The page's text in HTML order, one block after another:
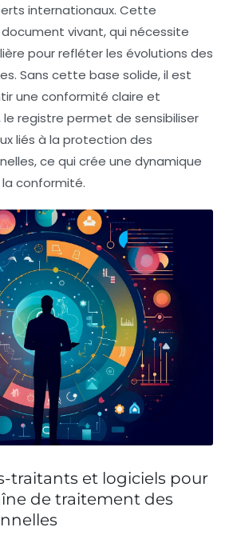
internationaux. Cette
vivant, qui nécessite
pour refléter les évolutions des
Sans cette base solide, il est
une conformité claire et
le registre permet de sensibiliser
liés à la protection des
ce qui crée une dynamique
conformité.
traitants et logiciels pour
de traitement des